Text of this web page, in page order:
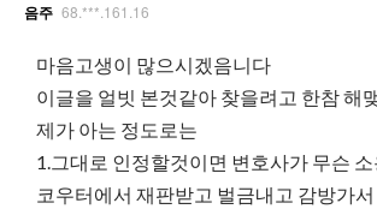
음주 68.***.161.16
마음고생이 많으시겠음니다
이글을 얼빗 본것같아 찾을려고 한참 해
제가 아는 정도로는
1.그대로 인정할것이면 변호사가 무슨
코우터에서 재판받고 벌금내고 감방가